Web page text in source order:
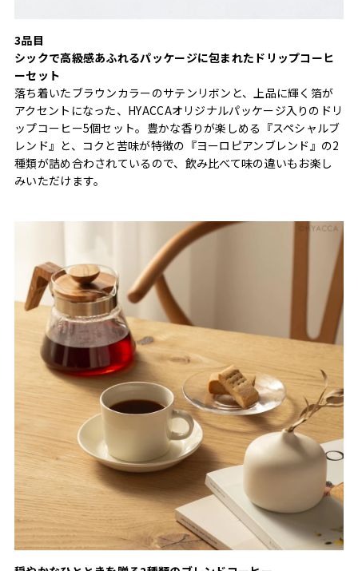
3品目
シックで高級感あふれるパッケージに包まれたドリップコーヒ
ーセット
落ち着いたブラウンカラーのサテンリボンと、上品に輝く箔が
アクセントになった、HYACCAオリジナルパッケージ入りのドリ
ップコーヒー5個セット。豊かな香りが楽しめる『スペシャルブ
レンド』と、コクと苦味が特徴の『ヨーロピアンブレンド』の2
種類が詰め合わされているので、飲み比べて味の違いもお楽し
みいただけます。